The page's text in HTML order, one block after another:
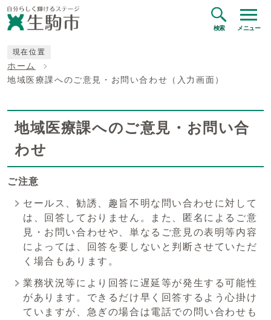
検索 メニュー
現在位置
ホーム
地域医療課へのご意見・お問い合わせ（入力画面）
地域医療課へのご意見・お問い合
わせ
ご注意
セールス、勧誘、趣旨不明な問い合わせに対して
は、回答しておりません。また、匿名によるご意
見・お問い合わせや、単なるご意見の表明等内容
によっては、回答を要しないと判断させていただ
く場合もあります。
業務状況等により回答に遅延等が発生する可能性
があります。できるだけ早く回答するよう心掛け
ていますが、急ぎの場合は電話での問い合わせも